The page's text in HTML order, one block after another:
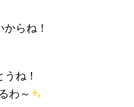
らね！
ね！
わ～